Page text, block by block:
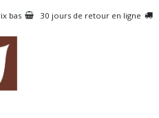
bas 30 jours de retour en ligne